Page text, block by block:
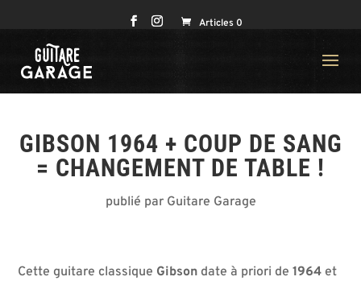
Articles 0
GIBSON 1964 + COUP DE SANG
= CHANGEMENT DE TABLE !
publié par Guitare Garage
Cette guitare classique Gibson date à priori de1964 et